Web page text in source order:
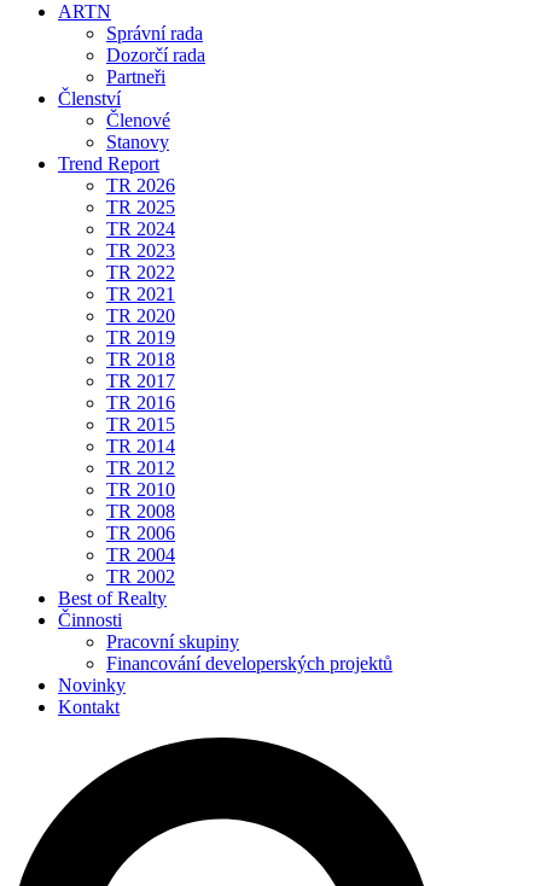
ARTN
Správní rada
Dozorčí rada
Partneři
Členství
Členové
Stanovy
Trend Report
TR 2026
TR 2025
TR 2024
TR 2023
TR 2022
TR 2021
TR 2020
TR 2019
TR 2018
TR 2017
TR 2016
TR 2015
TR 2014
TR 2012
TR 2010
TR 2008
TR 2006
TR 2004
TR 2002
Best of Realty
Činnosti
Pracovní skupiny
Financování developerských projektů
Novinky
Kontakt